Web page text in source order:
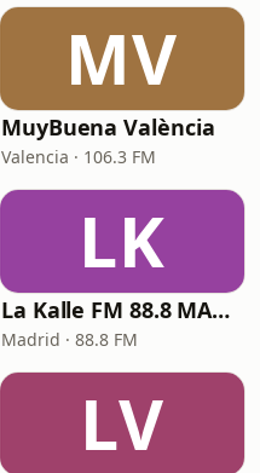
MV
MuyBuena València
Valencia · 106.3 FM
LK
La Kalle FM 88.8 MADRID
Madrid · 88.8 FM
LV